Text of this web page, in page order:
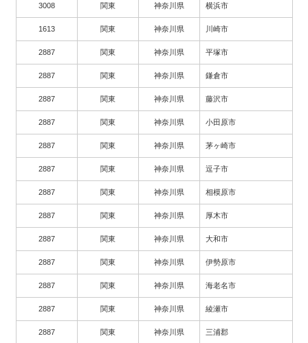
3008 関東 神奈川県 横浜市
1613 関東 神奈川県 川崎市
2887 関東 神奈川県 平塚市
2887 関東 神奈川県 鎌倉市
2887 関東 神奈川県 藤沢市
2887 関東 神奈川県 小田原市
2887 関東 神奈川県 茅ヶ崎市
2887 関東 神奈川県 逗子市
2887 関東 神奈川県 相模原市
2887 関東 神奈川県 厚木市
2887 関東 神奈川県 大和市
2887 関東 神奈川県 伊勢原市
2887 関東 神奈川県 海老名市
2887 関東 神奈川県 綾瀬市
2887 関東 神奈川県 三浦郡